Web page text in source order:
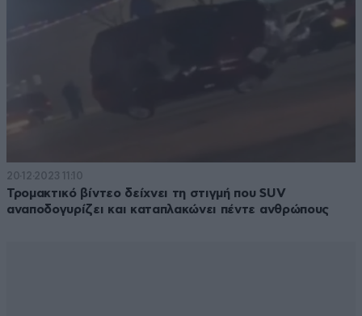
20·12·2023 11:10
Τρομακτικό βίντεο δείχνει τη στιγμή που SUV
αναποδογυρίζει και καταπλακώνει πέντε ανθρώπους